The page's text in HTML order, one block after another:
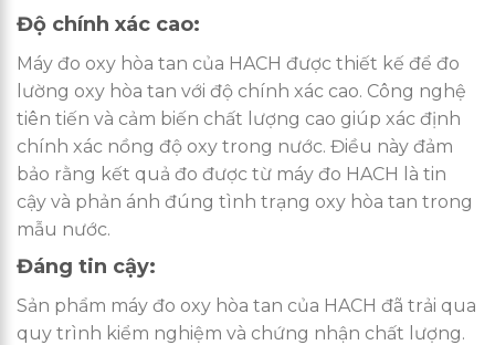
Độ chính xác cao:
Máy đo oxy hòa tan của HACH được thiết kế để đo
lường oxy hòa tan với độ chính xác cao. Công nghệ
tiên tiến và cảm biến chất lượng cao giúp xác định
chính xác nồng độ oxy trong nước. Điều này đảm
bảo rằng kết quả đo được từ máy đo HACH là tin
cậy và phản ánh đúng tình trạng oxy hòa tan trong
mẫu nước.
Đáng tin cậy:
Sản phẩm máy đo oxy hòa tan của HACH đã trải qua
quy trình kiểm nghiệm và chứng nhận chất lượng.